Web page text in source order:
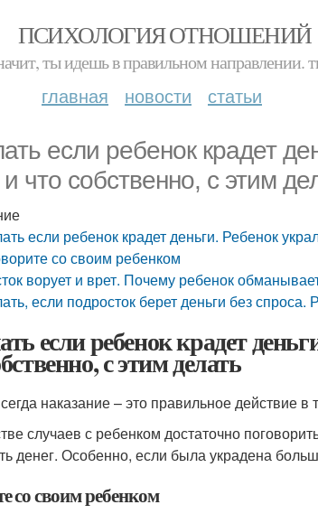
ПСИХОЛОГИЯ ОТНОШЕНИЙ
ты идешь в правильном направлении.
главная новости статьи
если ребенок крадет
что собственно, с этим
если ребенок крадет деньги. Ребенок
со своим ребенком
ворует и врет. Почему ребенок
если подросток берет деньги без спроса.
если ребенок крадет
с этим делать
наказание – это правильное действие в
случаев с ребенком достаточно
денег. Особенно, если была украдена
со своим ребенком